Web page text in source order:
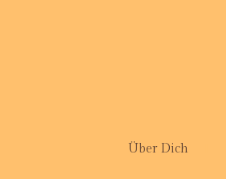
Über Dich